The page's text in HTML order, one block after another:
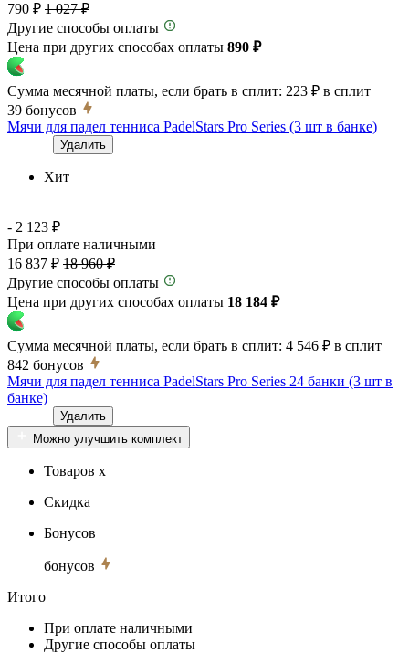
790 ₽ 1 027 ₽
Другие способы оплаты
Цена при других способах оплаты 890 ₽
Сумма месячной платы, если брать в сплит: 223 ₽ в сплит
39 бонусов
Мячи для падел тенниса PadelStars Pro Series (3 шт в банке)
Удалить
Хит
- 2 123 ₽
При оплате наличными
16 837 ₽ 18 960 ₽
Другие способы оплаты
Цена при других способах оплаты 18 184 ₽
Сумма месячной платы, если брать в сплит: 4 546 ₽ в сплит
842 бонусов
Мячи для падел тенниса PadelStars Pro Series 24 банки (3 шт в
банке)
Удалить
Можно улучшить комплект
Товаров x
Скидка
Бонусов
бонусов
Итого
При оплате наличными
Другие способы оплаты